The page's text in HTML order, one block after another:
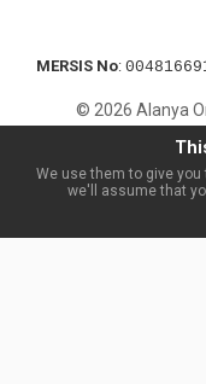
MERSIS No:
© 2026 Alanya
We use them to give
we'll assume that